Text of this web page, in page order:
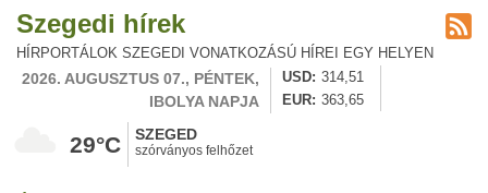
Szegedi hírek
HÍRPORTÁLOK SZEGEDI VONATKOZÁSÚ HÍREI EGY HELYEN
2026. AUGUSZTUS 07., PÉNTEK,
IBOLYA NAPJA
USD
314,51
EUR
363,65
29°C SZEGED
szórványos felhőzet